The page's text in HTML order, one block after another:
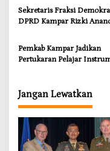
Ancaman Kekosongan Obat
demi Wujudkan Kampar
Sekretaris Fraksi
DPRD Kampar Rizki
dan Kompensasi untuk
Sungai Tapung
Pemkab Kampar Jadikan
Pertukaran Pelajar
Jangan Lewatkan